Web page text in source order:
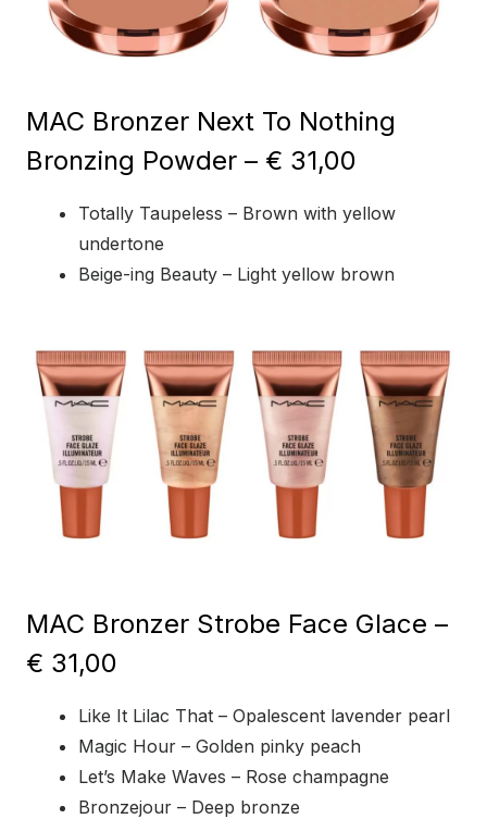
MAC Bronzer Next To Nothing
Bronzing Powder – € 31,00
Totally Taupeless – Brown with yellow
undertone
Beige-ing Beauty – Light yellow brown
MAC Bronzer Strobe Face Glace –
€ 31,00
Like It Lilac That – Opalescent lavender pearl
Magic Hour – Golden pinky peach
Let’s Make Waves – Rose champagne
Bronzejour – Deep bronze